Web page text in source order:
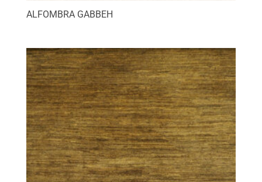
ALFOMBRA GABBEH